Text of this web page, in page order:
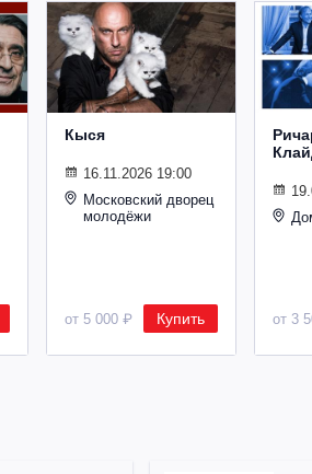
Кыся
16.11.2026 19:00
Московский дворец
молодёжи
от 5 000 ₽ Купить от 3